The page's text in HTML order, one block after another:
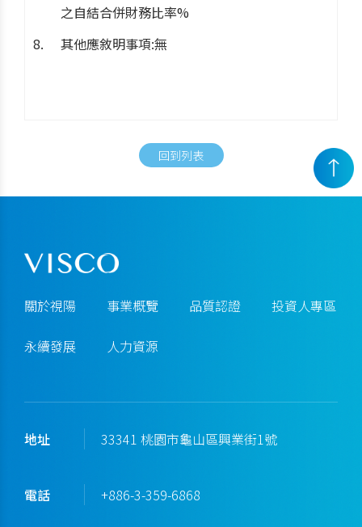
之自結合併財務比率%
其他應敘明事項:無
回到列表
關於視陽 事業概覽 品質認證 投資人專區
永續發展 人力資源
地址 33341 桃園市龜山區興業街1號
電話 +886-3-359-6868